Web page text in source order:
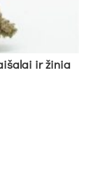
ir ži­nia